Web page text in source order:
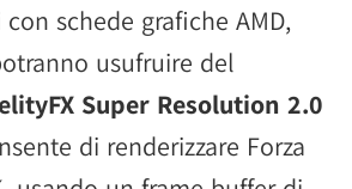
schede grafiche AMD,
usufruire del
Super Resolution 2.0
di renderizzare Forza